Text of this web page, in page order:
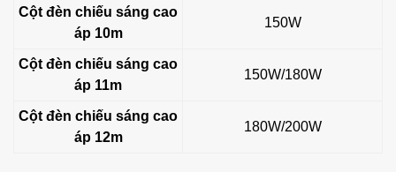
Cột đèn chiếu sáng cao
áp 10m
150W
Cột đèn chiếu sáng cao
áp 11m
150W/180W
Cột đèn chiếu sáng cao
áp 12m
180W/200W